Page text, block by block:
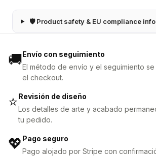
🛡 Product safety & EU compliance
🚚Envío con seguimiento
El método de envío y el seguimiento
el checkout.
⭐Revisión de diseño
Los detalles de arte y acabado
tu pedido.
💖 Pago seguro
Pago alojado por Stripe con